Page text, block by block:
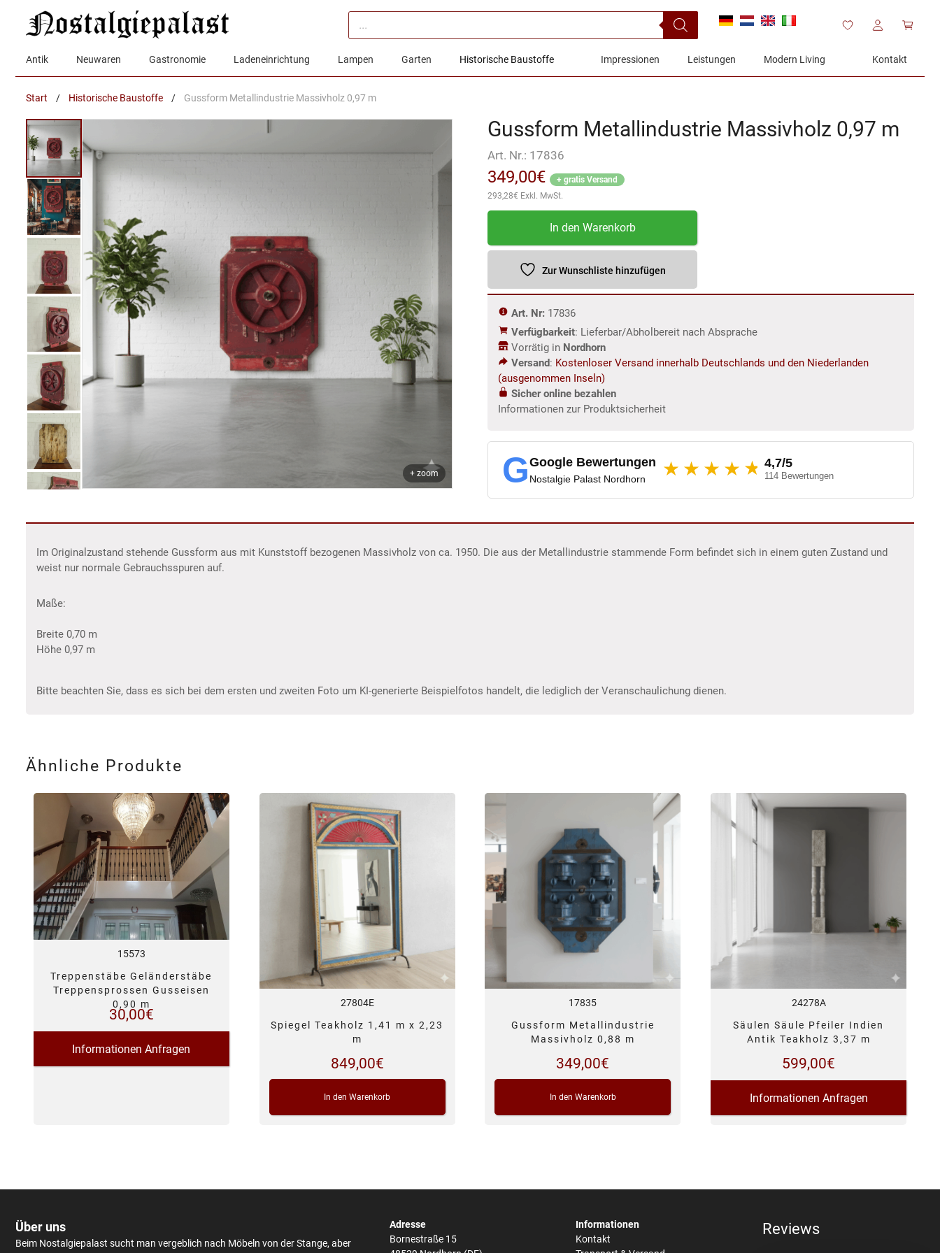
Products
search
Antik Neuwaren Gastronomie Ladeneinrichtung Lampen Garten Historische Baustoffe Impressionen Leistungen Modern Living Kontakt
Start / Historische Baustoffe / Gussform Metallindustrie Massivholz 0,97 m
+ zoom
Gussform Metallindustrie Massivholz 0,97 m
Art. Nr.: 17836
349,00€
+ gratis Versand
293,28€ Exkl. MwSt.
Gussform
Metallindustrie
Massivholz
m
Menge
In den Warenkorb
Zur Wunschliste hinzufügen
Art. Nr: 17836
Verfügbarkeit: Lieferbar/Abholbereit nach Absprache
Vorrätig in Nordhorn
Versand: Kostenloser Versand innerhalb Deutschlands und den Niederlanden
(ausgenommen Inseln)
Sicher online bezahlen
Informationen zur Produktsicherheit
GGoogle Bewertungen
Nostalgie Palast Nordhorn ★★★★ ★ 4,7/5
114 Bewertungen
Im Originalzustand stehende Gussform aus mit Kunststoff bezogenen Massivholz von ca. 1950. Die aus der Metallindustrie stammende Form befindet sich in einem guten Zustand und
weist nur normale Gebrauchsspuren auf.
Maße:
Breite 0,70 m
Höhe 0,97 m
Bitte beachten Sie, dass es sich bei dem ersten und zweiten Foto um KI-generierte Beispielfotos handelt, die lediglich der Veranschaulichung dienen.
Ähnliche Produkte
15573
Treppenstäbe Geländerstäbe
Treppensprossen Gusseisen
0,90 m
30,00€
Informationen Anfragen
27804E
Spiegel Teakholz 1,41 m x 2,23
m
849,00€
In den Warenkorb
17835
Gussform Metallindustrie
Massivholz 0,88 m
349,00€
In den Warenkorb
24278A
Säulen Säule Pfeiler Indien
Antik Teakholz 3,37 m
599,00€
Informationen Anfragen
Über uns
Beim Nostalgiepalast sucht man vergeblich nach Möbeln von der Stange, aber
Adresse
Bornestraße 15
Informationen
Kontakt
Reviews